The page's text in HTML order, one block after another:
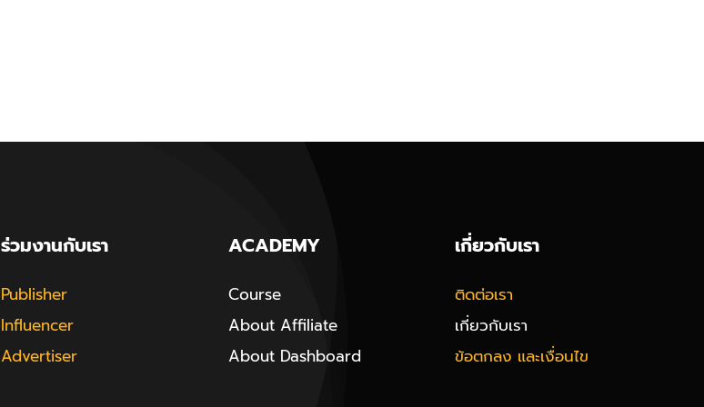
ร่วมงานกับเรา
Publisher
Influencer
Advertiser
ACADEMY
Course
About Affiliate
About Dashboard
เกี่ยวกับเรา
ติดต่อเรา
เกี่ยวกับเรา
ข้อตกลง และเงื่อนไข